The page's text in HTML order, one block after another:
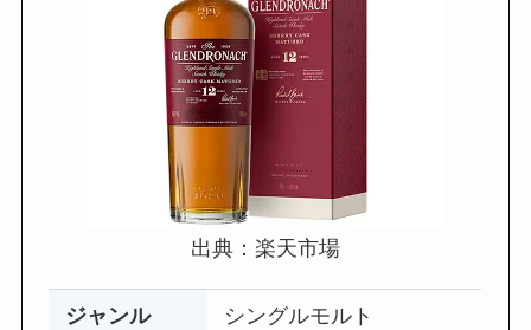
出典：楽天市場
ジャンル シングルモルト